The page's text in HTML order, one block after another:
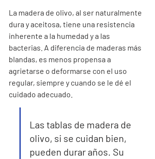
La madera de olivo, al ser naturalmente
dura y aceitosa, tiene una resistencia
inherente a la humedad y a las
bacterias. A diferencia de maderas más
blandas, es menos propensa a
agrietarse o deformarse con el uso
regular, siempre y cuando se le dé el
cuidado adecuado.
Las tablas de madera de
olivo, si se cuidan bien,
pueden durar años. Su